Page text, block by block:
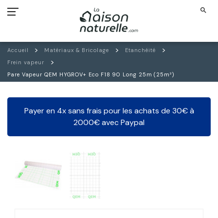
search
Accueil Matériaux & Bricolage
Etanchéité
Frein vapeur
Pare Vapeur QEM HYGROV+ Eco F18 90 Long 25m (25m²)
Payer en 4x sans frais pour les achats de 30€ à
2000€ avec Paypal